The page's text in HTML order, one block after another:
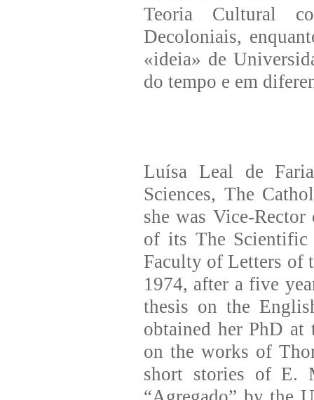
Teoria Cultural
Decoloniais,
«ideia» de
do tempo e em
Luísa Leal de
Sciences, The
she was Vice-
of its The Scientific
Faculty of Letters of
1974, after a five
thesis on the
obtained her PhD
on the works of
short stories of E.